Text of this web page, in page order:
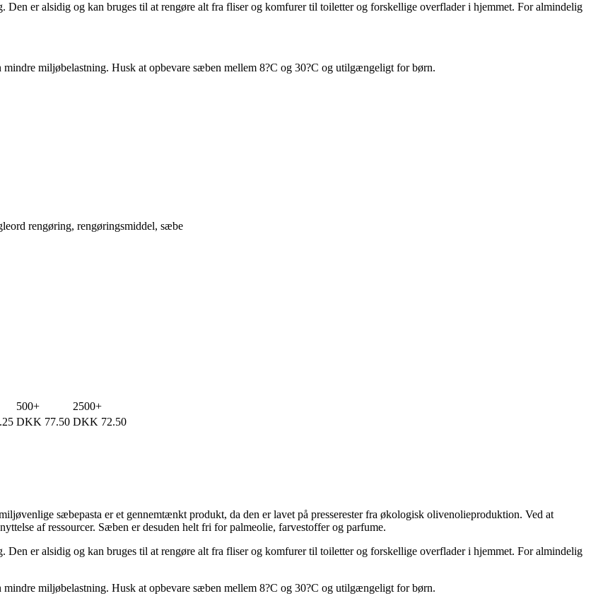
er alsidig og kan bruges til at rengøre alt fra fliser og komfurer til toiletter og forskellige overflader i hjemmet. For almindelig
miljøbelastning. Husk at opbevare sæben mellem 8?C og 30?C og utilgængeligt for børn.
rengøring, rengøringsmiddel, sæbe
500+
2500+
DKK 77.50 DKK 72.50
sæbepasta er et gennemtænkt produkt, da den er lavet på presserester fra økologisk olivenolieproduktion. Ved at
af ressourcer. Sæben er desuden helt fri for palmeolie, farvestoffer og parfume.
er alsidig og kan bruges til at rengøre alt fra fliser og komfurer til toiletter og forskellige overflader i hjemmet. For almindelig
miljøbelastning. Husk at opbevare sæben mellem 8?C og 30?C og utilgængeligt for børn.